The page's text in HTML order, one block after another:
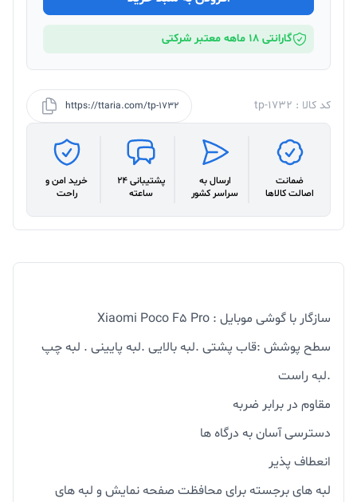
گارانتی 18 ماهه معتبر شرکتی
کد کالا : tp-1732 https://ttaria.com/tp-1732
ضمانت
اصالت کالاها
ارسال به
سراسر کشور
پشتیبانی 24
ساعته
خرید امن و
راحت
سازگار با گوشی موبایل : Xiaomi Poco F5 Pro
سطح پوشش :قاب پشتی .لبه بالایی .لبه پایینی . لبه چپ
.لبه راست
مقاوم در برابر ضربه
دسترسی آسان به درگاه ها
انعطاف پذیر
لبه های برجسته برای محافظت صفحه نمایش و لبه های